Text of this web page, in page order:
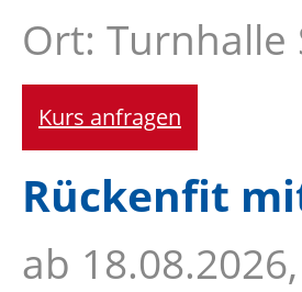
Ort: Turnhalle
Kurs anfragen
Rückenfit
ab